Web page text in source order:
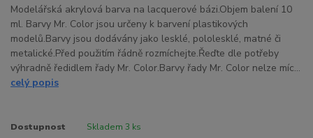
Modelářská akrylová barva na lacquerové bázi.Objem balení 10
ml. Barvy Mr. Color jsou určeny k barvení plastikových
modelů.Barvy jsou dodávány jako lesklé, pololesklé, matné či
metalické.Před použitím řádně rozmíchejte.Řeďte dle potřeby
výhradně ředidlem řady Mr. Color.Barvy řady Mr. Color nelze míc...
celý popis
Dostupnost Skladem 3 ks